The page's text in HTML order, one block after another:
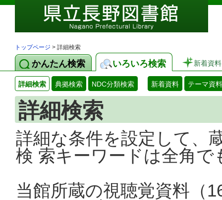
トップページ > 詳細検索
かんたん検索 いろいろ検索 新着資料
詳細検索 典拠検索 NDC分類検索 新着資料 テーマ資料
詳細検索
詳細な条件を設定して、
検 索キーワードは全角
当館所蔵の視聴覚資料（